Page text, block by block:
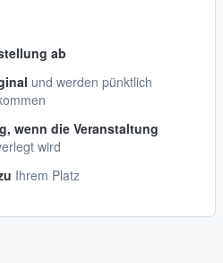
ab
und werden pünktlich
wenn die Veranstaltung
wird
Ihrem Platz